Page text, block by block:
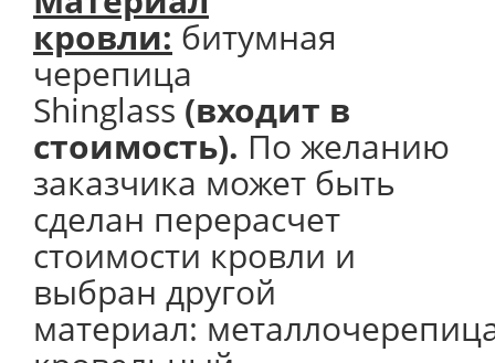
кровли: битумная
черепица
Shinglass (входит в
стоимость). По желанию
заказчика может быть
сделан перерасчет
стоимости кровли и
выбран другой
материал: